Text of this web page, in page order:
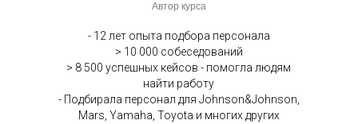
Автор курса
- 12 лет опыта подбора персонала
> 10 000 собеседований
> 8 500 успешных кейсов - помогла людям
найти работу
- Подбирала персонал для Johnson&Johnson,
Mars, Yamaha, Toyota и многих других